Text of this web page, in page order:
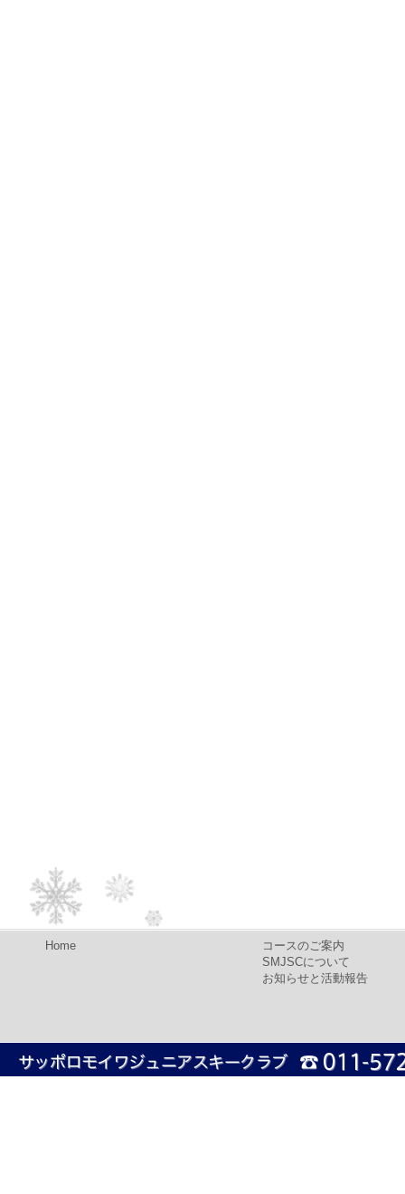
Home
コースのご案内
SMJSCについて
お知らせと活動報告